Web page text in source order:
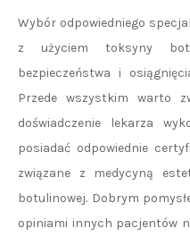
Wybór odpowiedniego
z użyciem toksyny
bezpieczeństwa i
Przede wszystkim warto
doświadczenie lekarza
posiadać odpowiednie
związane z medycyną
botulinowej. Dobrym
opiniami innych pacjentów